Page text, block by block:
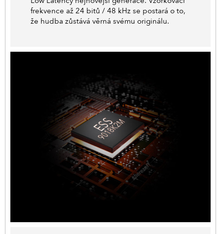
frekvence až 24 bitů / 48 kHz se postará o to,
že hudba zůstává věrná svému originálu.